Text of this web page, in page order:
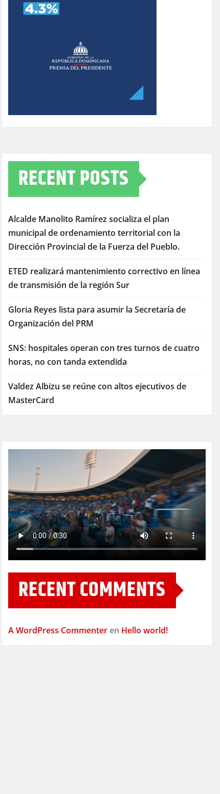
RECENT POSTS
Alcalde Manolito Ramírez socializa el plan
municipal de ordenamiento territorial con la
Dirección Provincial de la Fuerza del Pueblo.
ETED realizará mantenimiento correctivo en línea
de transmisión de la región Sur
Gloria Reyes lista para asumir la Secretaría de
Organización del PRM
SNS: hospitales operan con tres turnos de cuatro
horas, no con tanda extendida
Valdez Albizu se reúne con altos ejecutivos de
MasterCard
RECENT COMMENTS
A WordPress Commenter en Hello world!